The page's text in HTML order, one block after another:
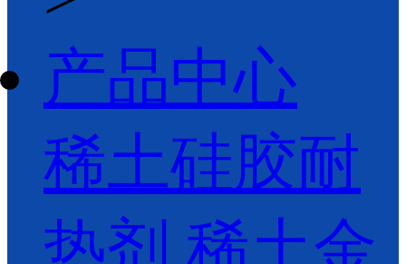
产品中心
稀土硅胶耐
热剂 稀土金